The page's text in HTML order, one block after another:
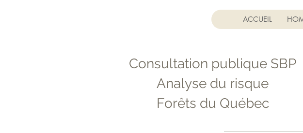
ACCUEIL
Consultation publique SBP
Analyse du risque
Forêts du Québec